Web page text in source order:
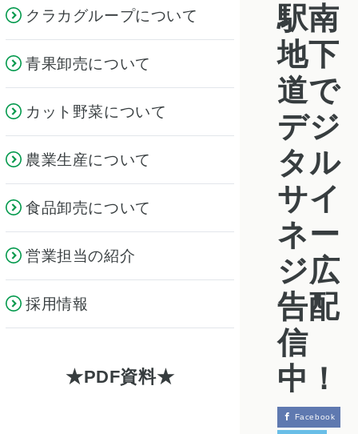
クラカグループについて
青果卸売について
カット野菜について
農業生産について
食品卸売について
営業担当の紹介
採用情報
PDF資料
駅南
地下
道で
デジ
タル
サイ
ネー
ジ広
告配
信
中！
Facebook